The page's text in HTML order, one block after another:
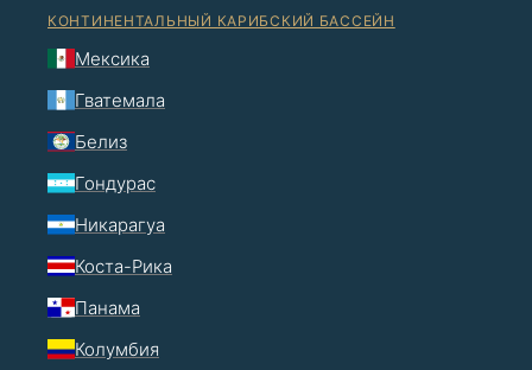
КОНТИНЕНТАЛЬНЫЙ КАРИБСКИЙ БАССЕЙН
Мексика
Гватемала
Белиз
Гондурас
Никарагуа
Коста-Рика
Панама
Колумбия